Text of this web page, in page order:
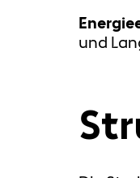
und